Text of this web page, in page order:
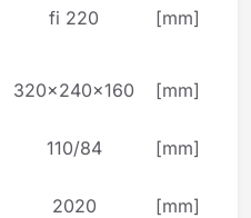
fi 220
[mm]
320x240x160 [mm]
110/84
[mm]
2020 [mm]